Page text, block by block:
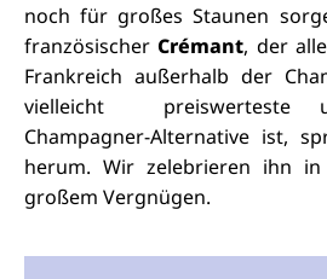
noch für großes Staunen
französischerCrémant, der
Frankreich außerhalb der
vielleicht preiswerteste
Champagner-Alternative ist,
herum. Wir zelebrieren ihn
großem Vergnügen.